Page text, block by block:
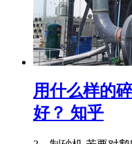
用什么样的
好？ 知乎